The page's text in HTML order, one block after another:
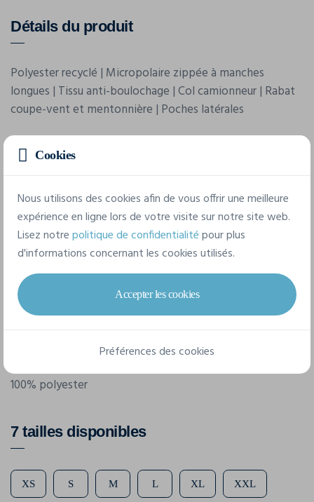
Détails du produit
Polyester recyclé | Micropolaire zippée à manches
longues | Tissu anti-boulochage | Col camionneur | Rabat
coupe-vent et mentonnière | Poches latérales
Caractéristiques
Marque
Premier
Référence
PR832
Grammage
200 g/m²
100% polyester
7 tailles disponibles
XS S M L XL XXL
Cookies
Nous utilisons des cookies afin de vous offrir une meilleure
expérience en ligne lors de votre visite sur notre site web.
Lisez notrepolitique de confidentialitépour plus
d'informations concernant les cookies utilisés.
Accepter les cookies
Préférences des cookies